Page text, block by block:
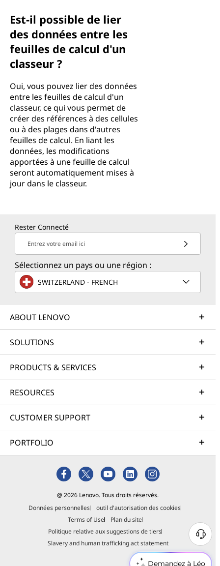
Demandez à Léo
Est-il possible de lier
des données entre les
feuilles de calcul d'un
classeur ?
Oui, vous pouvez lier des données
entre les feuilles de calcul d'un
classeur, ce qui vous permet de
créer des références à des cellules
ou à des plages dans d'autres
feuilles de calcul. En liant les
données, les modifications
apportées à une feuille de calcul
seront automatiquement mises à
jour dans le classeur.
Rester Connecté
Entrez votre email ici
Sélectionnez un pays ou une région :
SWITZERLAND - FRENCH
ABOUT LENOVO
SOLUTIONS
PRODUCTS & SERVICES
RESOURCES
CUSTOMER SUPPORT
PORTFOLIO
@ 2026 Lenovo. Tous droits réservés.
Données personnelles
outil d'autorisation des cookies
Terms of Use
Plan du site
Politique relative aux suggestions de tiers
Slavery and human trafficking act statement